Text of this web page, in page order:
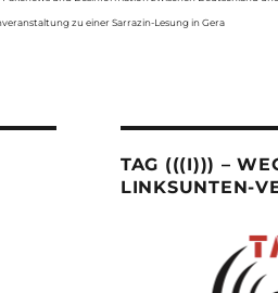
zu einer Sarrazin-Lesung in Gera
TAG (((I))) –
LINKSUNTEN-